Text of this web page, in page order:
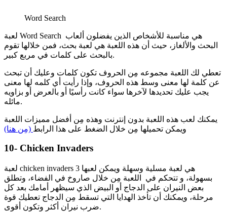
Word Search
لعبة Word Search هي مناسبة للأشخاص الذين يفضلون ألعاب
البحث والألغاز، حيث أن هذه اللعبة هي لعبة بحث، فمن خلالها تقوم
بالبحث على كلمات في مربع كبير.
تعطي لك اللعبة مجموعه مِن الحروف تكون كلمات وعليك أن تبحث
عن كلمة لها معنى وسط هذه الحروف، وإذا رأيت أي كلمه لها معنى
يجب عليك تحديدها لآخرها سواء كانت رأسيًا أو بالعرض أو بزاويه
مائله.
يمكنك لعب هذه اللعبة بدون إنترنت وهذه مِن أفضل مميزات اللعبة
ويمكن تحميلها مِن خلال الضغط على هذا الرابط (مِن هنا)
10- Chicken Invaders
لعبة chicken invaders 3 هي لعبة مسلية وسهلة ويمكن لعبها
بسهولة، و تتحكم في اللعبة مِن خلال صاروخ في الفضاء، وتطلق
بعض النيران على الدجاج أو البيض الذي سيظهر أمامك بعد كل
مرحلة، ويمكنك أن تأخذ الهدايا التي تسقط مِن الدجاج تعطيك قوة
ضرب نيران أكثر وتكون أقوى.